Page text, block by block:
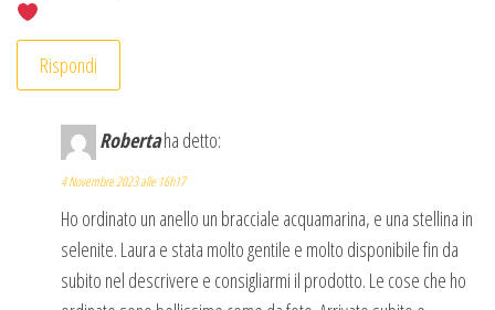
Rispondi
Robertaha detto:
4 Novembre 2023 alle 16h17
Ho ordinato un anello un bracciale acquamarina, e una stellina in
selenite. Laura e stata molto gentile e molto disponibile fin da
subito nel descrivere e consigliarmi il prodotto. Le cose che ho